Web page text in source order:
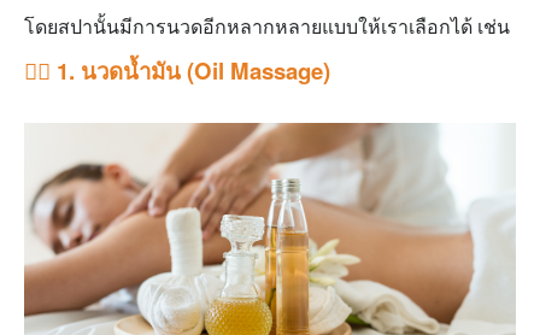
โดยสปานั้นมีการนวดอีกหลากหลายแบบให้เราเลือกได้ เช่น
💆‍♂️ 1. นวดน้ำมัน (Oil Massage)